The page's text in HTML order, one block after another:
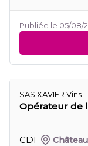
Publiée le 05/08/
SAS XAVIER Vins
Opérateur de
CDI